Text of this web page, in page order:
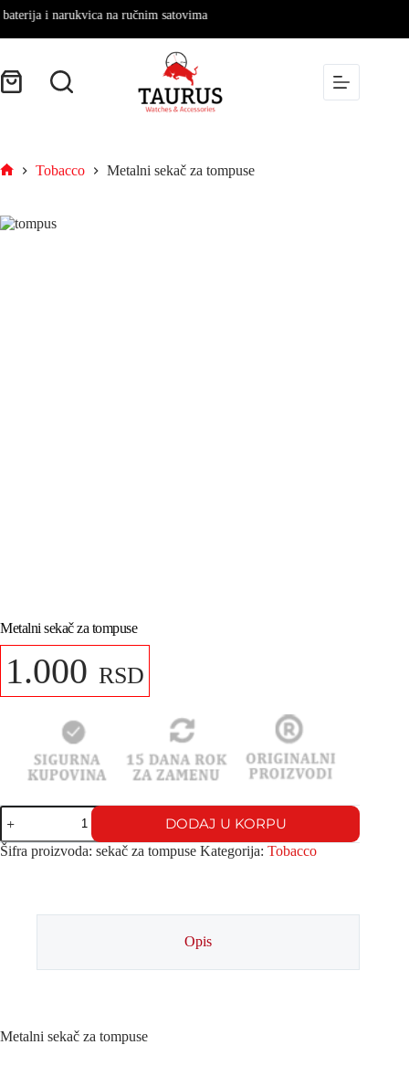
i narukvica na ručnim satovima
Tobacco Metalni sekač za tompuse
Metalni sekač za tompuse
1.000 RSD
DODAJ U KORPU
Šifra proizvoda: sekač za tompuse Kategorija: Tobacco
Opis
Metalni sekač za tompuse